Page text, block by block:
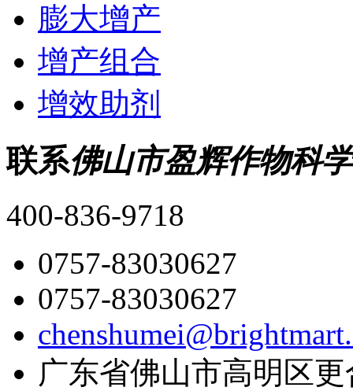
膨大增产
增产组合
增效助剂
联系佛山市盈辉作物科
400-836-9718
0757-83030627
0757-83030627
广东省佛山市高明区